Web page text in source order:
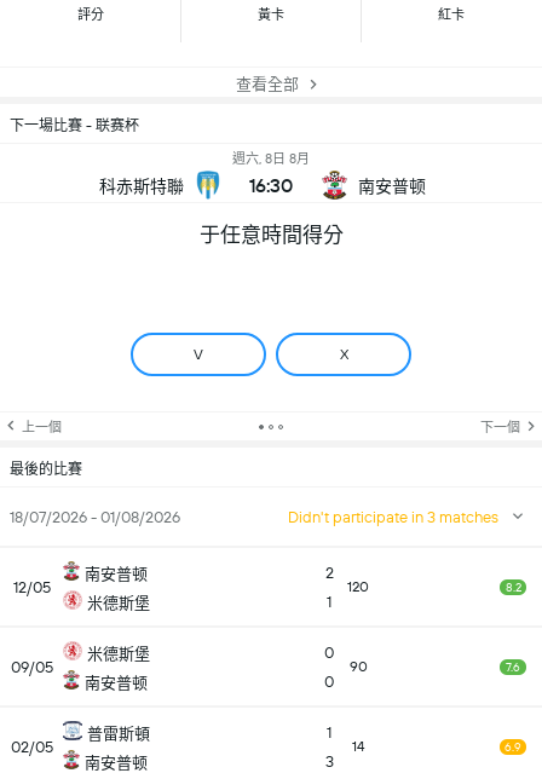
評分 黃卡 紅卡
查看全部
下一場比賽 - 联赛杯
科赤斯特聯
週六, 8日 8月
16:30 南安普顿
于任意時間得分
V X
上一個 下一個
最後的比賽
18/07/2026 - 01/08/2026 Didn't participate in 3 matches
12/05
南安普顿
米德斯堡
2
1
120 8.2
09/05
米德斯堡
南安普顿
0
0
90 7.6
02/05
普雷斯頓
南安普顿
1
3
14 6.9